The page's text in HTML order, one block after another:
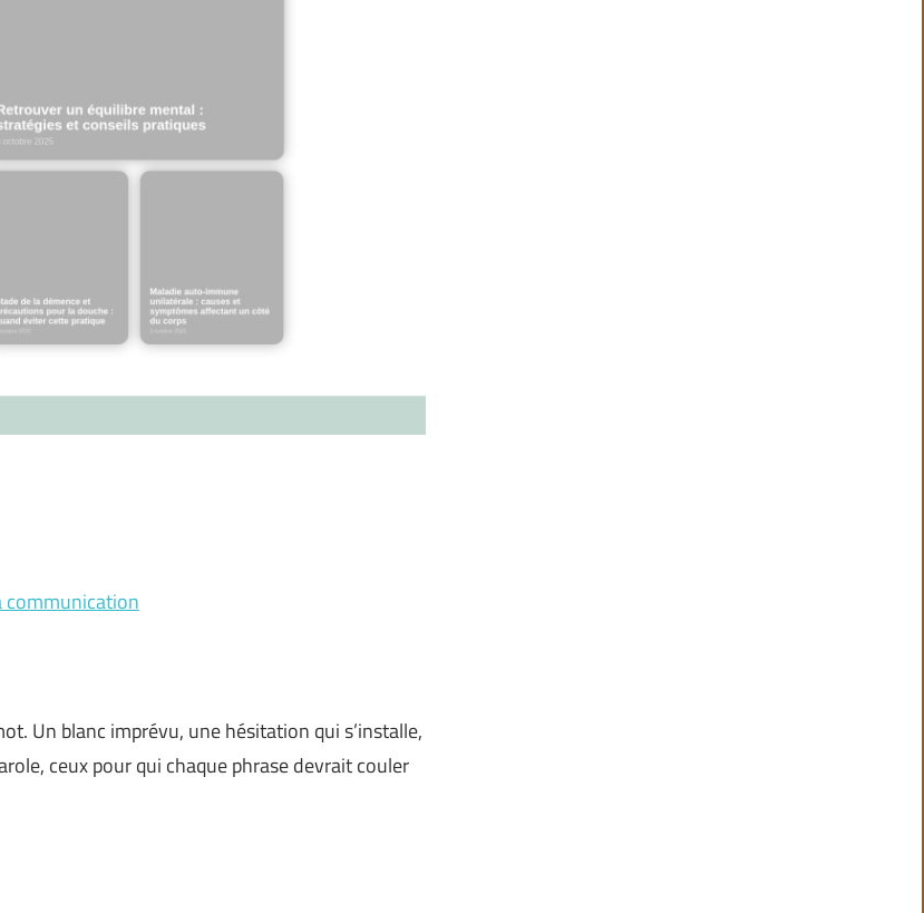
communication
Un blanc imprévu, une hésitation qui s’installe,
ceux pour qui chaque phrase devrait couler